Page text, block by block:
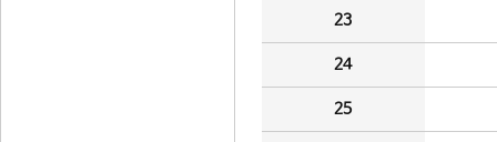
23
24
25